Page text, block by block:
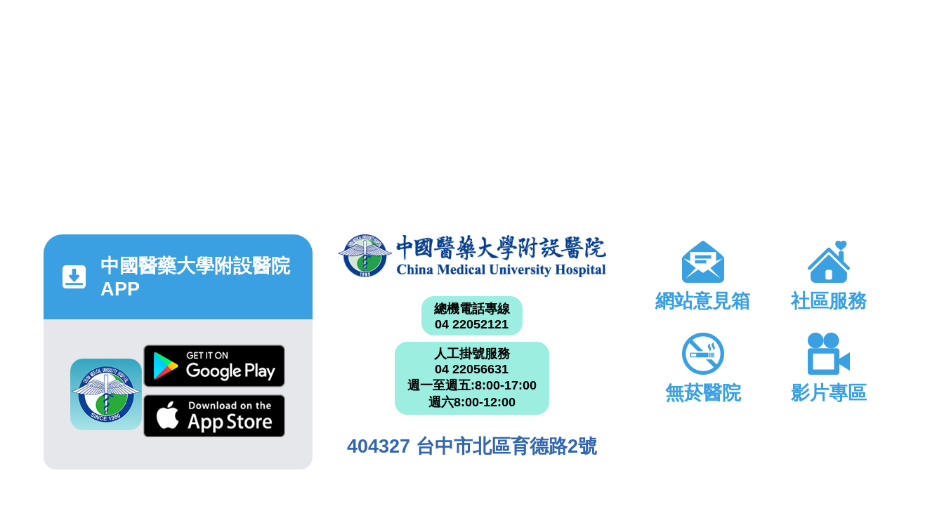
中國醫藥大學附設醫院
APP
總機電話專線
04 22052121
人工掛號服務
04 22056631
週一至週五:8:00-17:00
週六8:00-12:00
404327 台中市北區育德路2號
網站意見箱 社區服務
無菸醫院 影片專區